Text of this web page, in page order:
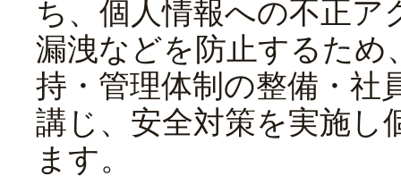
ち、個人情報への不正ア
漏洩などを防止するた
持・管理体制の整備・社
講じ、安全対策を実施し
ます。